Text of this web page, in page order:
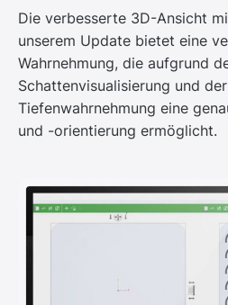
Die verbesserte 3D-Ansicht
unserem Update bietet eine
Wahrnehmung, die aufgrund
Schattenvisualisierung und
Tiefenwahrnehmung eine
und -orientierung ermöglicht.